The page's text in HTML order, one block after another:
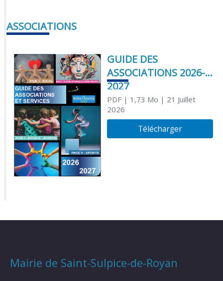
ASSOCIATIONS
GUIDE DES
ASSOCIATIONS 2026-
2027
PDF| 1,73 Mo | 21 Juillet
2026
Télécharger
Mairie de Saint-Sulpice-de-Royan